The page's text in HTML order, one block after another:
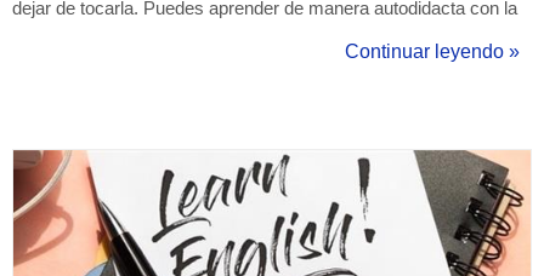
dejar de tocarla. Puedes aprender de manera autodidacta con la
propones y eres constante, seguro que lo lograrás, pero corres el
Continuar leyendo »